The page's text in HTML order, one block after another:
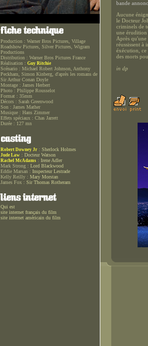
Production : Warner Bros Pictures, Village
Roadshow Pictures, Silver Pictures, Wigram
Productions
Distribution : Warner Bros Pictures France
Réalisation : Guy Ritchie
Scénario : Michael Robert Johnson, Anthony
Peckham, Simon Kinberg, d'après les romans de
Sir Arthur Conan Doyle
Montage : James Herbert
Photo : Philippe Rousselot
Format : 35mm
Décors : Sarah Greenwood
Son : James Mather
Musique : Hans Zimmer
Effets spéciaux : Chas Jarrett
Durée : 127 mn
Robert Downey Jr : Sherlock Holmes
Jude Law : Docteur Watson
Rachel McAdams : Irene Adler
Mark Strong : Lord Blackwood
Eddie Marsan : Inspecteur Lestrade
Kelly Reilly : Mary Morstan
James Fox : Sir Thomas Rotheram
Qui est
site internet français du film
site internet américain du film
bande
Aucune
le Docteur
criminels de
une érudition
Après qu'une
réussissent à
éxécution,
des morts
in dp